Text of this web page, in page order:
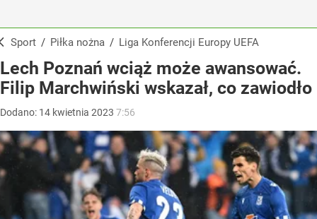
Sport / Piłka nożna / Liga Konferencji Europy UEFA
Lech Poznań wciąż może awansować.
Filip Marchwiński wskazał, co zawiodło
Dodano: 14 kwietnia 2023 7:56